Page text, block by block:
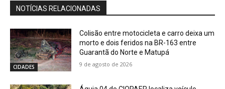
NOTÍCIAS RELACIONADAS
CIDADES
Colisão entre motocicleta e carro deixa um
morto e dois feridos na BR-163 entre
Guarantã do Norte e Matupá
9 de agosto de 2026